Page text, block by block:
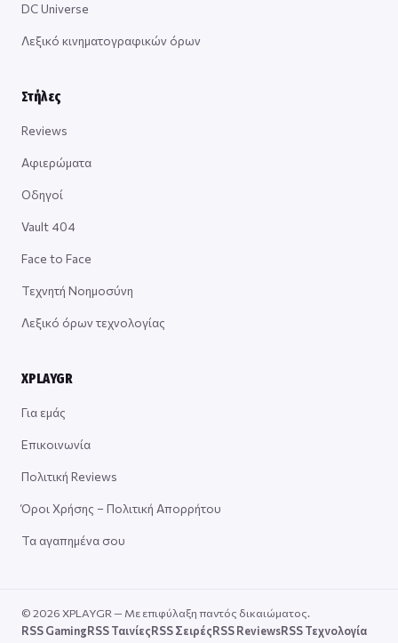
DC Universe
Λεξικό κινηματογραφικών όρων
Στήλες
Reviews
Αφιερώματα
Οδηγοί
Vault 404
Face to Face
Τεχνητή Νοημοσύνη
Λεξικό όρων τεχνολογίας
XPLAYGR
Για εμάς
Επικοινωνία
Πολιτική Reviews
Όροι Χρήσης – Πολιτική Απορρήτου
Τα αγαπημένα σου
© 2026 XPLAYGR — Με επιφύλαξη παντός δικαιώματος.
RSS GamingRSS ΤαινίεςRSS ΣειρέςRSS ReviewsRSS Τεχνολογία